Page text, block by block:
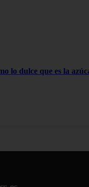
lo dulce que es la